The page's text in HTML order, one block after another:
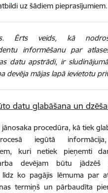
uz šādiem pieprasījumiem.
Ērts veids, kā
informēšanu par
datu apstrādi, ir
devēja mājas lapā ievietotu
datu glabāšana un
jānosaka procedūra, kā tiek
iegūtā
kuri netiek pieņemti
devējam būtu jādzēš
ko pagājis lēmuma par
termiņš un pārbaudīta